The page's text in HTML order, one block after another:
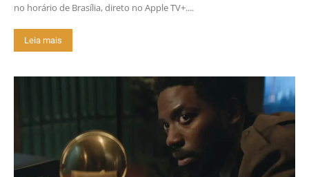
no horário de Brasília, direto no Apple TV+....
Leia mais